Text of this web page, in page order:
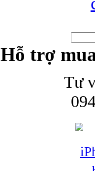
Hỗ trợ
Tư